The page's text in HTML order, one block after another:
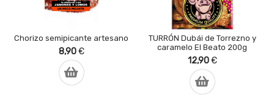
Chorizo semipicante artesano
8,90€
TURRÓN Dubái de Torrezno y
caramelo El Beato 200g
12,90€